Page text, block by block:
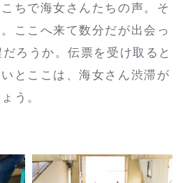
ちで海女さんたちの声。そ
ここへ来て数分だが出会っ
ろうか。伝票を受け取ると
とここは、海女さん渋滞が
う。